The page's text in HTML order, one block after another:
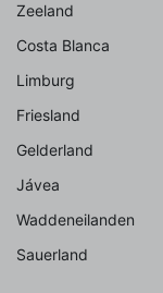
Zeeland
Costa Blanca
Limburg
Friesland
Gelderland
Jávea
Waddeneilanden
Sauerland